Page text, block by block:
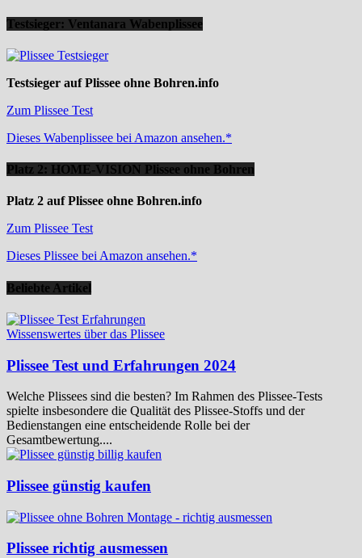
Testsieger: Ventanara Wabenplissee
Testsieger auf Plissee ohne Bohren.info
Zum Plissee Test
Dieses Wabenplissee bei Amazon ansehen.*
Platz 2: HOME-VISION Plissee ohne Bohren
Platz 2 auf Plissee ohne Bohren.info
Zum Plissee Test
Dieses Plissee bei Amazon ansehen.*
Beliebte Artikel
Wissenswertes über das Plissee
Plissee Test und Erfahrungen 2024
Welche Plissees sind die besten? Im Rahmen des Plissee-Tests
spielte insbesondere die Qualität des Plissee-Stoffs und der
Bedienstangen eine entscheidende Rolle bei der
Gesamtbewertung....
Plissee günstig kaufen
Plissee richtig ausmessen